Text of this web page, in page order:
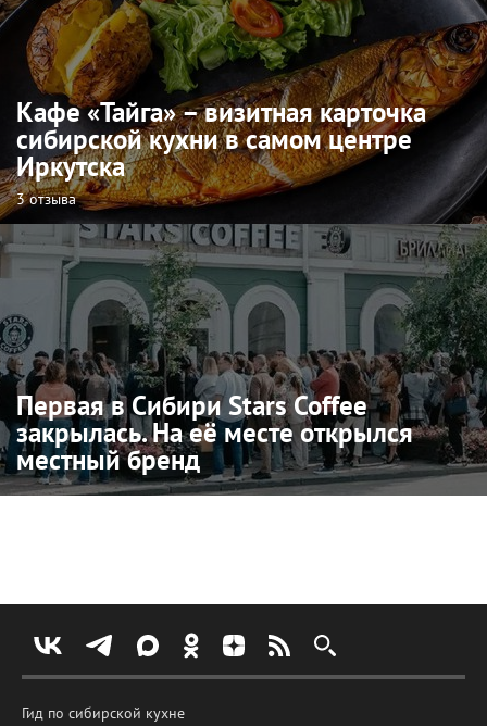
Кафе «Тайга» – визитная карточка
сибирской кухни в самом центре
Иркутска
3 отзыва
Первая в Сибири Stars Coffee
закрылась. На её месте открылся
местный бренд
Гид по сибирской кухне